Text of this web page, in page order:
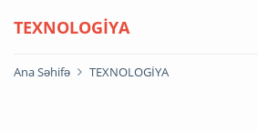
TEXNOLOGİYA
Ana Səhifə TEXNOLOGİYA